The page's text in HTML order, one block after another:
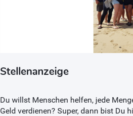
Stellenanzeige
Du willst Menschen helfen, jede
Geld verdienen? Super, dann bist Du